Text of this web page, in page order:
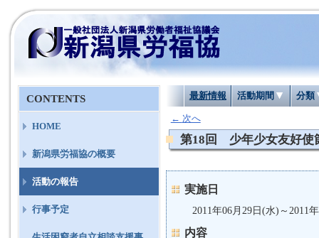
最新情報 活動期間 分類
← 次へ
第18回 少年少女友好使
実施日
2011年06月29日(水)～2011
内容
CONTENTS
HOME
新潟県労福協の概要
活動の報告
行事予定